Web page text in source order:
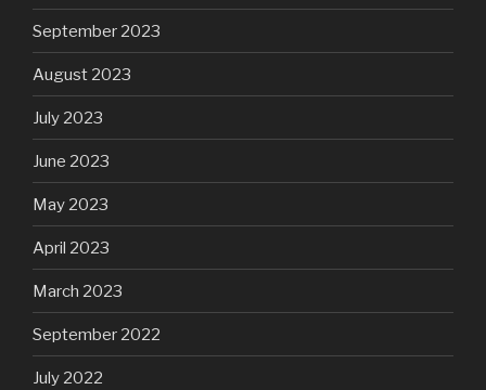
September 2023
August 2023
July 2023
June 2023
May 2023
April 2023
March 2023
September 2022
July 2022